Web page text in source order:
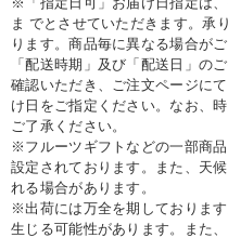
ま でとさせていただきます。承
ります。商品毎に異なる場合が
「配送時期」及び「配送日」の
確認いただき、ご注文ページに
け日をご指定ください。なお、
ご了承ください。
※フルーツギフトなどの一部商
設定されております。また、天
れる場合があります。
※出荷には万全を期しておりま
生じる可能性があります。また